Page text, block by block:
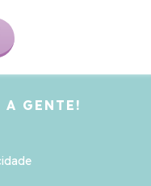
A GENTE!